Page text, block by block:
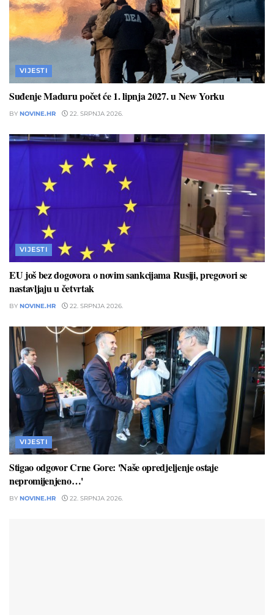
VIJESTI
Suđenje Maduru počet će 1. lipnja 2027. u New Yorku
BY NOVINE.HR 22. SRPNJA 2026.
VIJESTI
EU još bez dogovora o novim sankcijama Rusiji, pregovori se
nastavljaju u četvrtak
BY NOVINE.HR 22. SRPNJA 2026.
VIJESTI
Stigao odgovor Crne Gore: 'Naše opredjeljenje ostaje
nepromijenjeno…'
BY NOVINE.HR 22. SRPNJA 2026.